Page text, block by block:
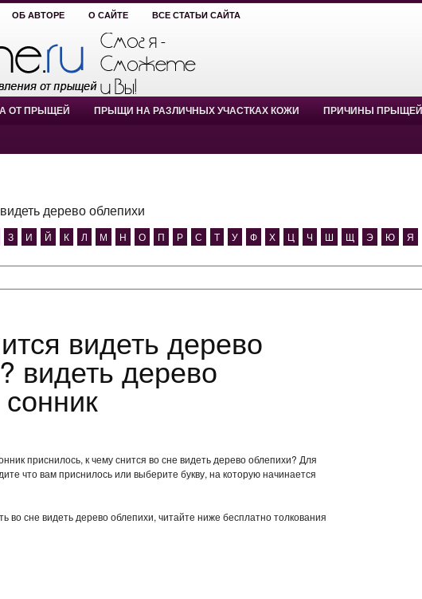
ОБ АВТОРЕ О САЙТЕ ВСЕ СТАТЬИ САЙТА
ОТ ПРЫЩЕЙ ПРЫЩИ НА РАЗЛИЧНЫХ УЧАСТКАХ КОЖИ ПРИЧИНЫ ПРЫЩЕЙ
видеть дерево облепихи
З И Й К Л М Н О П Р С Т У Ф Х Ц Ч Ш Щ Э Ю Я
видеть дерево
приснилось, к чему снится во сне видеть дерево облепихи? Для
что вам приснилось или выберите букву, на которую начинается
во сне видеть дерево облепихи, читайте ниже бесплатно толкования